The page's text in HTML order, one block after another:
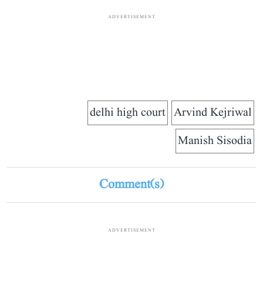
ADVERTISEMENT
Arvind Kejriwal
delhi high court
Manish Sisodia
Comment(s)
ADVERTISEMENT